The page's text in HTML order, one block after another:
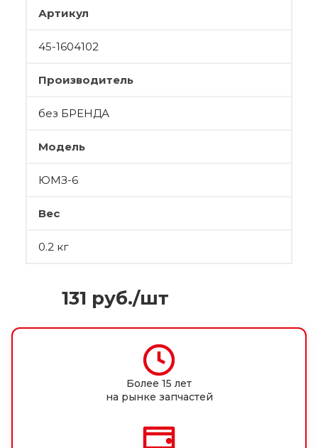
Артикул
45-1604102
Производитель
без БРЕНДА
Модель
ЮМЗ-6
Вес
0.2 кг
131 руб./шт
Более 15 лет
на рынке запчастей